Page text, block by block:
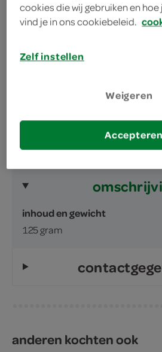
ambachtelijke kwaliteit
Vers voorgesneden
inhoud en gewicht
125 gram
anderen kochten ook
cookies die wij gebruiken en hoe
vind je in ons cookiebeleid.
Zelf instellen
Weigeren
Accepteren